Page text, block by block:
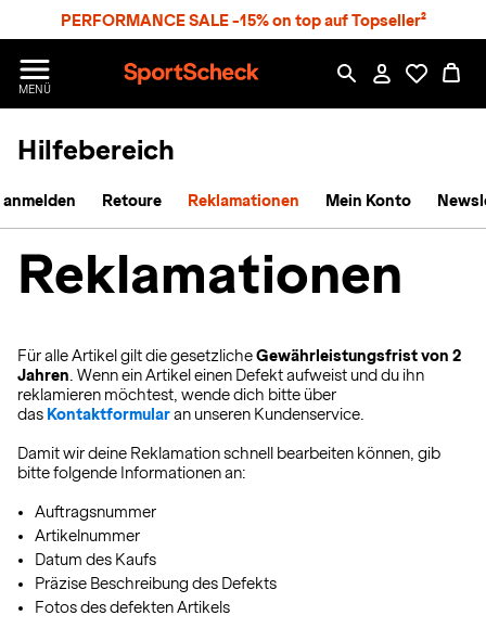
PERFORMANCE SALE -15% on top auf Topseller²
MENÜ
p
r
c
h
Hilfebereich
Retoure Reklamationen Mein Konto
Reklamationen
Für alle Artikel gilt die gesetzlicheGewährleistungsfrist von 2
Jahren . Wenn ein Artikel einen Defekt aufweist und du ihn
reklamieren möchtest, wende dich bitte über
das Kontaktformularan unseren Kundenservice.
Damit wir deine Reklamation schnell bearbeiten können, gib
bitte folgende Informationen an:
Auftragsnummer
Artikelnummer
Datum des Kaufs
Präzise Beschreibung des Defekts
Fotos des defekten Artikels